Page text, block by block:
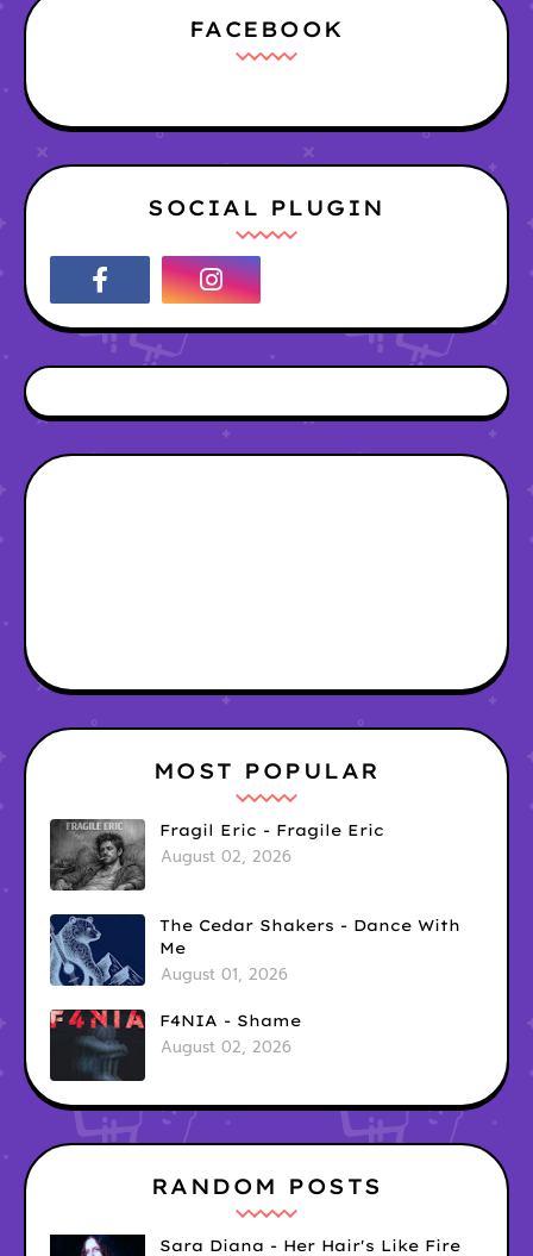
FACEBOOK
SOCIAL PLUGIN
MOST POPULAR
Fragil Eric - Fragile Eric
August 02, 2026
The Cedar Shakers - Dance With
Me
August 01, 2026
F4NIA - Shame
August 02, 2026
RANDOM POSTS
Sara Diana - Her Hair's Like Fire